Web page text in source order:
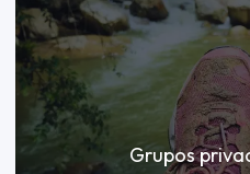
Días de
El mejor beneficio para
exploradores y
Grupos